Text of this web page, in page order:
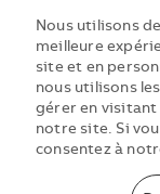
Nous utilisons
meilleure
site et en
nous utilisons
gérer en visitant
notre site. Si
consentez à